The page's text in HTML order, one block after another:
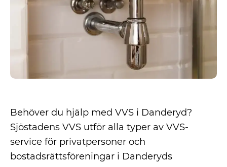
Behöver du hjälp med VVS i Danderyd?
Sjöstadens VVS utför alla typer av VVS-
service för privatpersoner och
bostadsrättsföreningar i Danderyds